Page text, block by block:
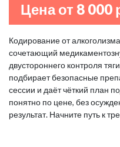
Цена от 8 000
Кодирование от
сочетающий
двустороннего контроля
подбирает безопасные
сессии и даёт чёткий план
понятно по цене, без
результат. Начните путь к